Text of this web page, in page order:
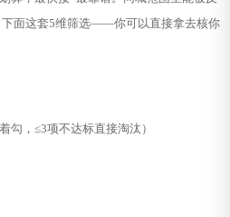
下面这套5维筛选——你可以直接拿去核你
勾，≤3项不达标直接淘汰）